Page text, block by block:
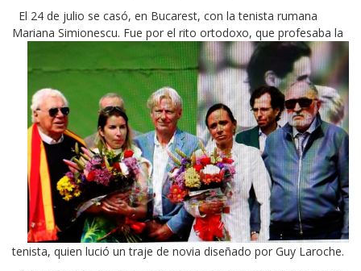
El 24 de julio se casó, en Bucarest, con la tenista rumana
Mariana Simionescu. Fue por el rito ortodoxo, que profesaba la
tenista, quien lució un traje de novia diseñado por Guy Laroche.